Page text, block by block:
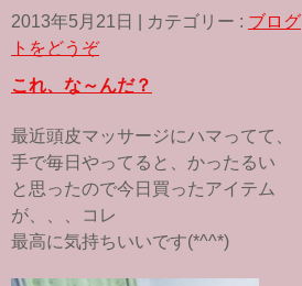
c
e
b
o
k
i
t
t
n
e
2013年5月21日 カテゴリー : ブログ
トをどうぞ
これ、な～んだ？
最近頭皮マッサージにハマってて、
手で毎日やってると、かったるい
と思ったので今日買ったアイテム
が、、、コレ
最高に気持ちいいです(*^^*)